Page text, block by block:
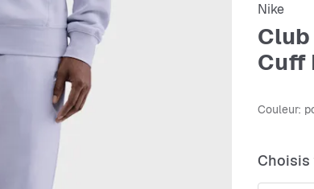
Nike
Cuff
Couleur:
Choisis